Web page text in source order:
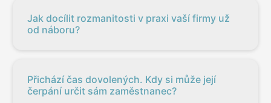
Jak docílit rozmanitosti v praxi vaší firmy už
od náboru?
Přichází čas dovolených. Kdy si může její
čerpání určit sám zaměstnanec?